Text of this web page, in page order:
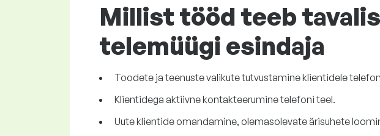
Millist tööd teeb
telemüügi esindaja
Toodete ja teenuste valikute tutvustamine klientidele
Klientidega aktiivne kontakteerumine telefoni teel.
Uute klientide omandamine, olemasolevate ärisuhete